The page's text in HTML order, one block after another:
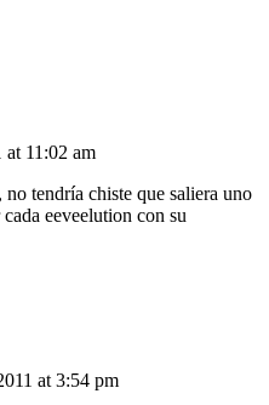
at 11:02 am
tendría chiste que saliera uno
eeveelution con su
at 3:54 pm